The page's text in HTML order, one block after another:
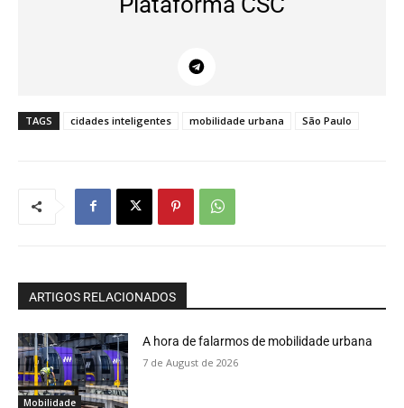
TAGS cidades inteligentes mobilidade urbana São Paulo
ARTIGOS RELACIONADOS
Mobilidade
A hora de falarmos de mobilidade urbana
7 de August de 2026